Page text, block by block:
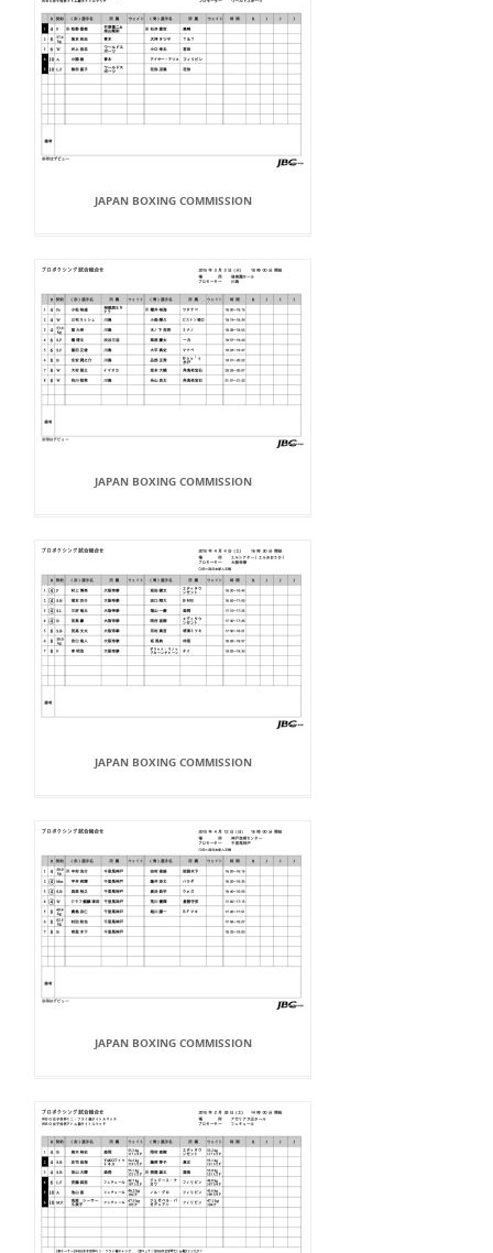
JAPAN BOXING COMMISSION
JAPAN BOXING COMMISSION
JAPAN BOXING COMMISSION
JAPAN BOXING COMMISSION